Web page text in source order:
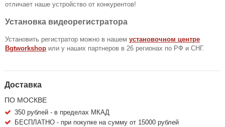
отличает наше устройство от конкурентов!
Установка видеорегистратора
Установить регистратор можно в нашем установочном центре
Bgtworkshop или у наших партнеров в 26 регионах по РФ и СНГ.
Доставка
ПО МОСКВЕ
350 рублей - в пределах МКАД
БЕСПЛАТНО - при покупке на сумму от 15000 рублей